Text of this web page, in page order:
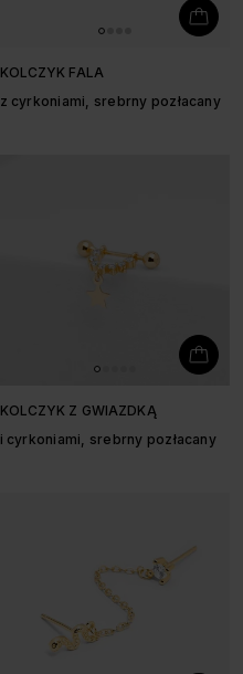
KOLCZYK FALA
z cyrkoniami, srebrny pozłacany
KOLCZYK Z GWIAZDKĄ
i cyrkoniami, srebrny pozłacany